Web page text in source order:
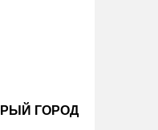
ГОРОД